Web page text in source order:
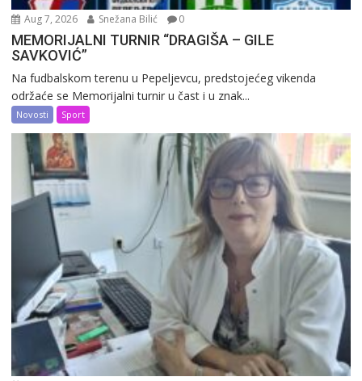
Aug 7, 2026 Snežana Bilić 0
MEMORIJALNI TURNIR “DRAGIŠA – GILE
SAVKOVIĆ”
Na fudbalskom terenu u Pepeljevcu, predstojećeg vikenda
održaće se Memorijalni turnir u čast i u znak...
Novosti Sport